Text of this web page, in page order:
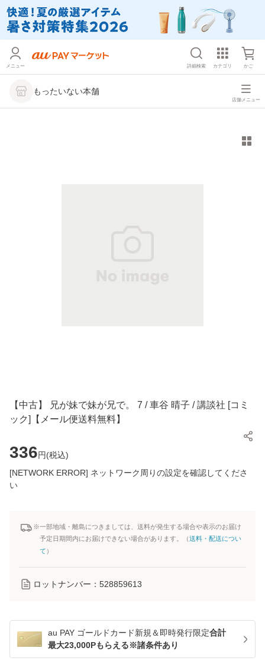
メニュー 詳細検索 カテゴリ かご
もったいない本舗
店舗メニュー
【中古】 兄が妹で妹が兄で。 7 / 車谷 晴子 / 講談社 [コミ
ック]【メール便送料無料】
336円(税込)
[NETWORK ERROR] ネットワーク周りの設定を確認してくださ
い
※一部地域・離島につきましては、送料が発生する場合や表示のお届け
予定日期間内にお届けできない場合があります。（送料・配送につい
て ）
ロットナンバー： 528859613
au PAY ゴールドカード新規＆即時発行限定合計
最大23,000Pもらえる※諸条件あり